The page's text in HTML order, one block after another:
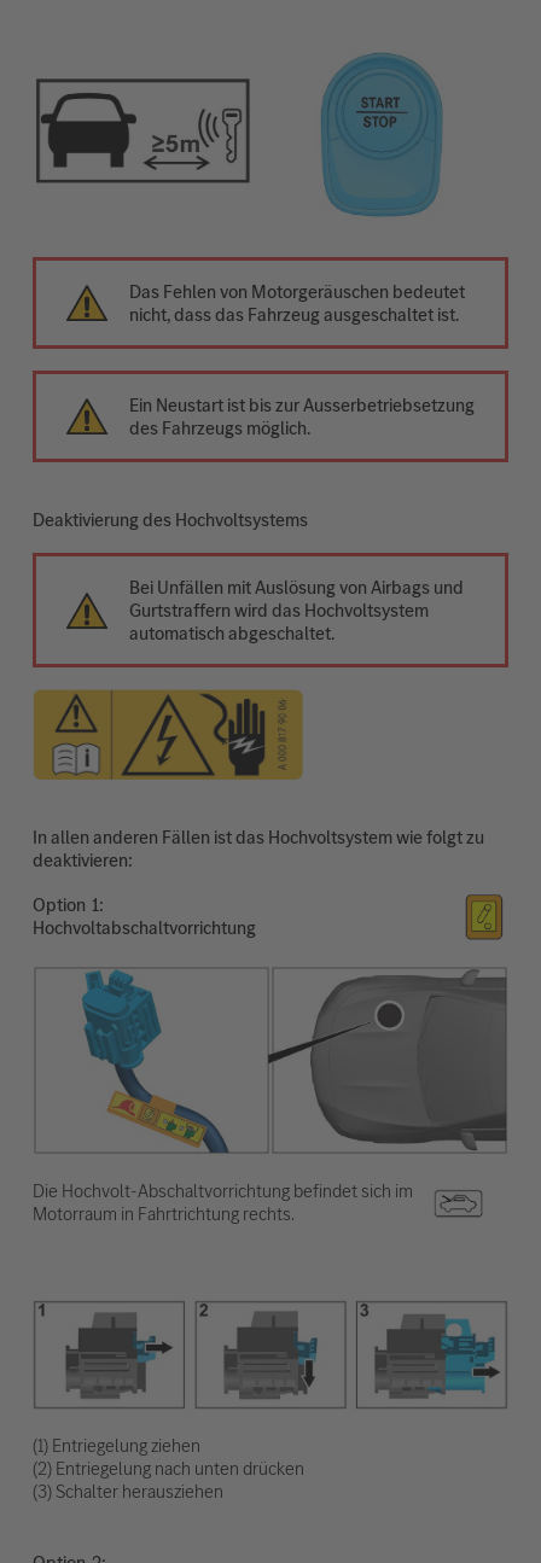
Das Fehlen von Motorgeräuschen bedeutet
nicht, dass das Fahrzeug ausgeschaltet ist.
Ein Neustart ist bis zur Ausserbetriebsetzung
des Fahrzeugs möglich.
Deaktivierung des Hochvoltsystems
Bei Unfällen mit Auslösung von Airbags und
Gurtstraffern wird das Hochvoltsystem
automatisch abgeschaltet.
In allen anderen Fällen ist das Hochvoltsystem wie folgt zu
deaktivieren:
Option
Hochvoltabschaltvorrichtung
Die Hochvolt-Abschaltvorrichtung befindet sich im
Motorraum in Fahrtrichtung rechts.
(1) Entriegelung ziehen
(2) Entriegelung nach unten drücken
(3) Schalter herausziehen